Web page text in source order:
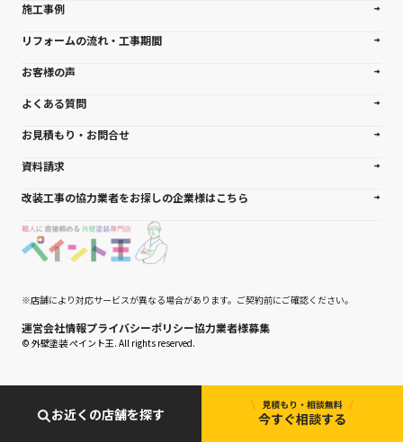
お近くの店舗を探す 今すぐ相談する
施工事例
リフォームの流れ・工事期間
お客様の声
よくある質問
お見積もり・お問合せ
資料請求
改装工事の協力業者をお探しの企業様はこちら
※店舗により対応サービスが異なる場合があります。ご契約前にご確認ください。
運営会社情報プライバシーポリシー協力業者様募集
© 外壁塗装 ぺイント王. All rights reserved.